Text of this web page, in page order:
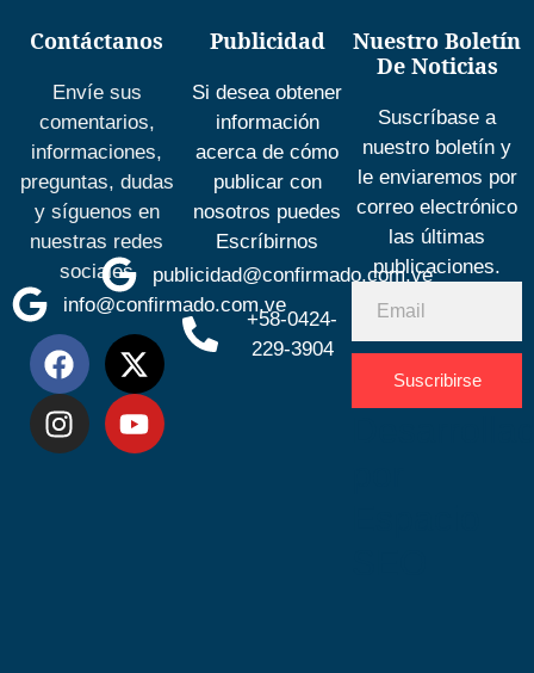
Contáctanos
Envíe sus
comentarios,
informaciones,
preguntas, dudas
y síguenos en
nuestras redes
sociales
info@confirmado.com.ve
Publicidad
Si desea obtener
información
acerca de cómo
publicar con
nosotros puedes
Escríbirnos
publicidad@confirmado.com.ve
+58-0424-
229-3904
Nuestro Boletín
De Noticias
Suscríbase a
nuestro boletín y
le enviaremos por
correo electrónico
las últimas
publicaciones.
Suscribirse